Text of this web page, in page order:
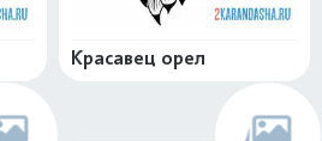
Красавец орел